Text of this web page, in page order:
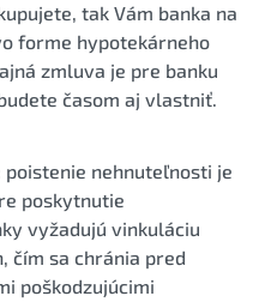
tak Vám banka na
forme hypotekárneho
zmluva je pre banku
časom aj vlastniť.
poistenie nehnuteľnosti je
poskytnutie
vyžadujú vinkuláciu
čím sa chránia pred
poškodzujúcimi